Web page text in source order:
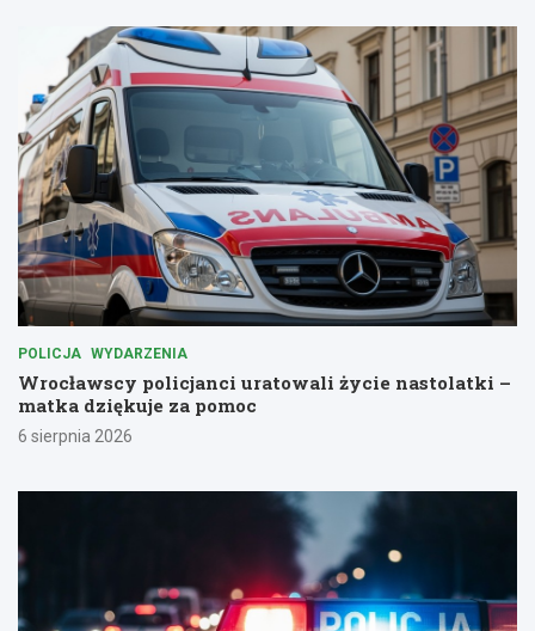
POLICJA WYDARZENIA
Wrocławscy policjanci uratowali życie nastolatki –
matka dziękuje za pomoc
6 sierpnia 2026